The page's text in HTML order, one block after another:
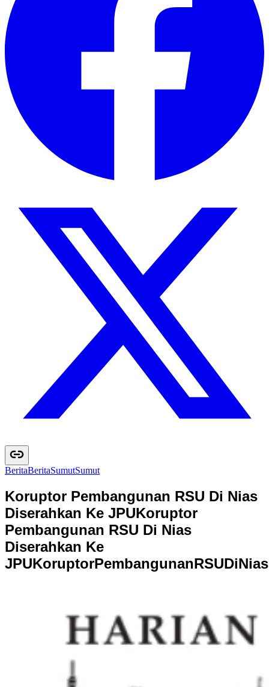
BeritaBeritaSumutSumut
Koruptor Pembangunan RSU Di Nias
Diserahkan Ke JPUKoruptor
Pembangunan RSU Di Nias
Diserahkan Ke
JPUKoruptorPembangunanRSUDiNias